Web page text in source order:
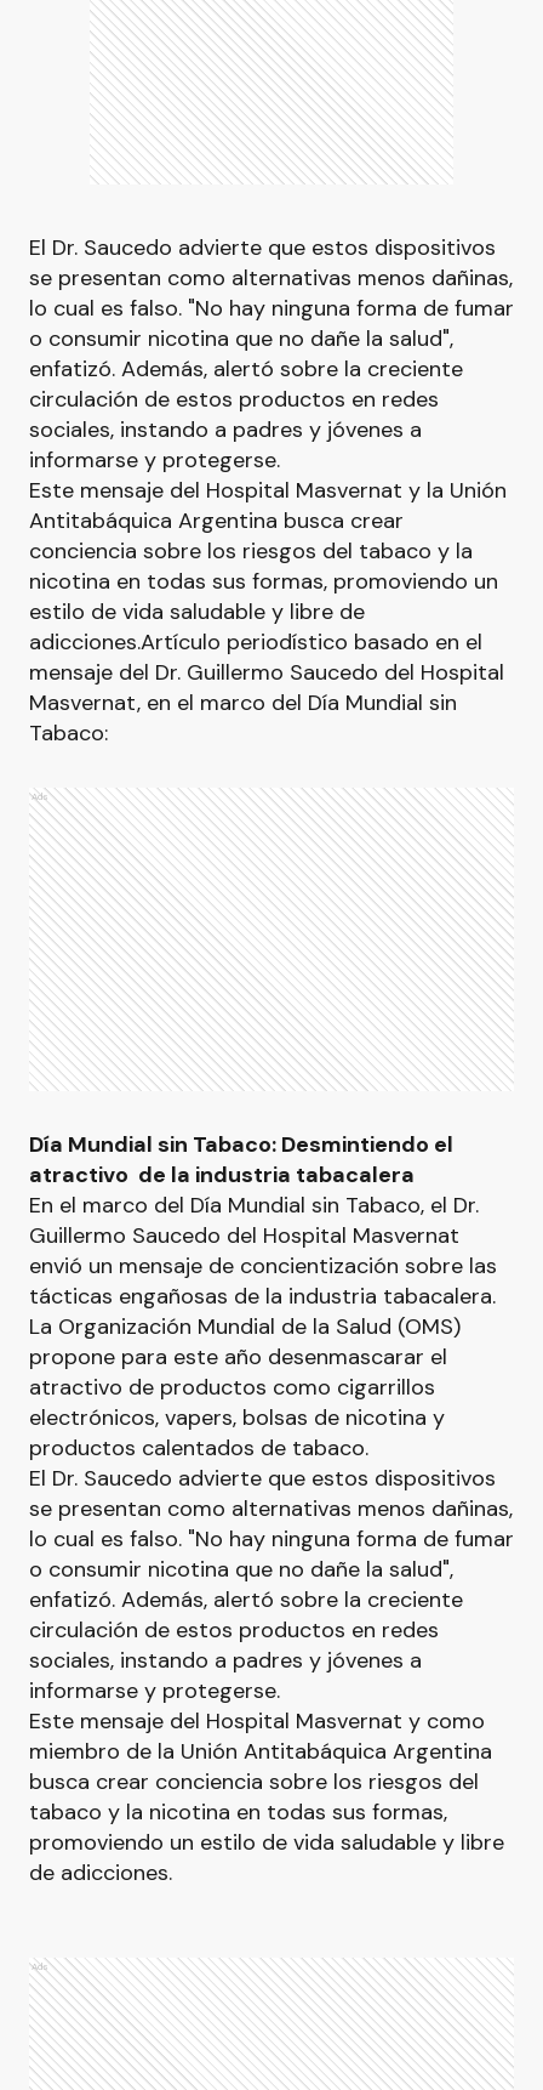
El Dr. Saucedo advierte que estos dispositivos
se presentan como alternativas menos dañinas,
lo cual es falso. "No hay ninguna forma de fumar
o consumir nicotina que no dañe la salud",
enfatizó. Además, alertó sobre la creciente
circulación de estos productos en redes
sociales, instando a padres y jóvenes a
informarse y protegerse.
Este mensaje del Hospital Masvernat y la Unión
Antitabáquica Argentina busca crear
conciencia sobre los riesgos del tabaco y la
nicotina en todas sus formas, promoviendo un
estilo de vida saludable y libre de
adicciones.Artículo periodístico basado en el
mensaje del Dr. Guillermo Saucedo del Hospital
Masvernat, en el marco del Día Mundial sin
Tabaco:
Ads
Día Mundial sin Tabaco: Desmintiendo el
atractivo de la industria tabacalera
En el marco del Día Mundial sin Tabaco, el Dr.
Guillermo Saucedo del Hospital Masvernat
envió un mensaje de concientización sobre las
tácticas engañosas de la industria tabacalera.
La Organización Mundial de la Salud (OMS)
propone para este año desenmascarar el
atractivo de productos como cigarrillos
electrónicos, vapers, bolsas de nicotina y
productos calentados de tabaco.
El Dr. Saucedo advierte que estos dispositivos
se presentan como alternativas menos dañinas,
lo cual es falso. "No hay ninguna forma de fumar
o consumir nicotina que no dañe la salud",
enfatizó. Además, alertó sobre la creciente
circulación de estos productos en redes
sociales, instando a padres y jóvenes a
informarse y protegerse.
Este mensaje del Hospital Masvernat y como
miembro de la Unión Antitabáquica Argentina
busca crear conciencia sobre los riesgos del
tabaco y la nicotina en todas sus formas,
promoviendo un estilo de vida saludable y libre
de adicciones.
Ads